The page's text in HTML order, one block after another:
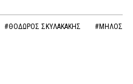
#ΘΟΔΩΡΟΣ ΣΚΥΛΑΚΑΚΗΣ
#ΜΗΛΟΣ